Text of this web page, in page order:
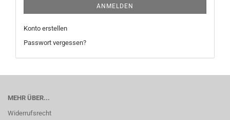
ANMELDEN
Konto erstellen
Passwort vergessen?
MEHR ÜBER...
Widerrufsrecht